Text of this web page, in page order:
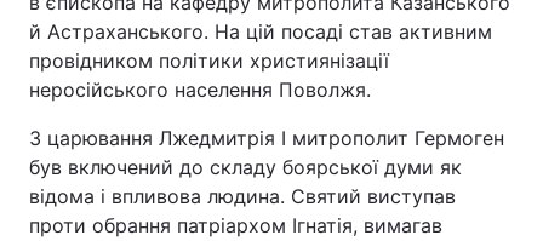
й Астраханського. На цій посаді став активним
провідником політики християнізації
неросійського населення Поволжя.
З царювання Лжедмитрія I митрополит Гермоген
був включений до складу боярської думи як
відома і впливова людина. Святий виступав
проти обрання патріархом Ігнатія, вимагав